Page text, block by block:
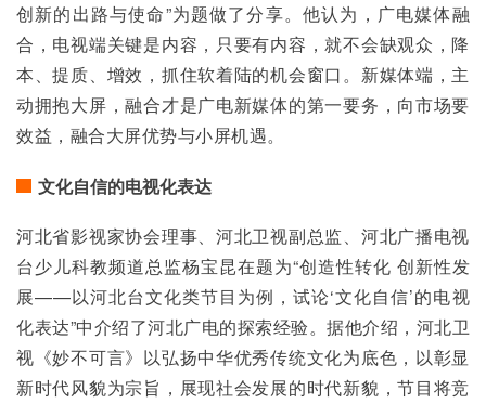
创新的出路与使命”为题做了分享。他认为，广电媒体融
合，电视端关键是内容，只要有内容，就不会缺观众，降
本、提质、增效，抓住软着陆的机会窗口。新媒体端，主
动拥抱大屏，融合才是广电新媒体的第一要务，向市场要
效益，融合大屏优势与小屏机遇。
文化自信的电视化表达
河北省影视家协会理事、河北卫视副总监、河北广播电视
台少儿科教频道总监杨宝昆在题为“创造性转化 创新性发
展——以河北台文化类节目为例，试论‘文化自信’的电视
化表达”中介绍了河北广电的探索经验。据他介绍，河北卫
视《妙不可言》以弘扬中华优秀传统文化为底色，以彰显
新时代风貌为宗旨，展现社会发展的时代新貌，节目将竞